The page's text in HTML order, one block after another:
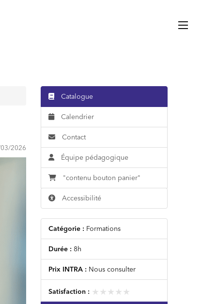
2026
Catalogue
Calendrier
Contact
Équipe pédagogique
"contenu bouton panier"
Accessibilité
Catégorie : Formations
Durée : 8h
Prix INTRA : Nous consulter
Satisfaction : ★★★★★
★★★★★